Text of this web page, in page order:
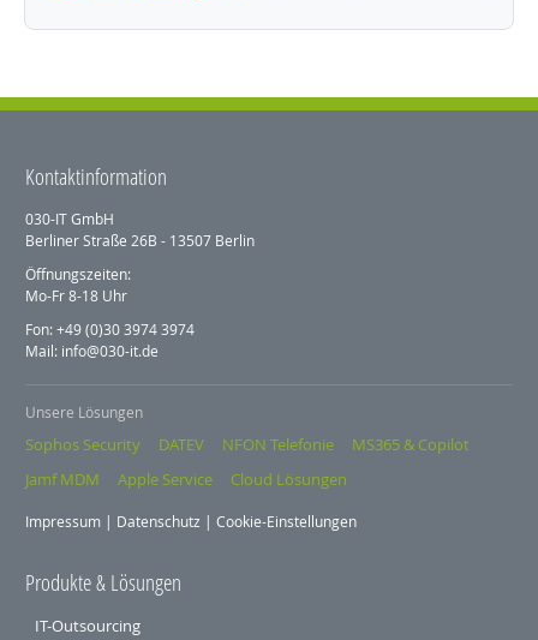
Kontaktinformation
030-IT GmbH
Berliner Straße 26B - 13507 Berlin
Öffnungszeiten:
Mo-Fr 8-18 Uhr
Fon: +49 (0)30 3974 3974
Mail: info@030-it.de
Unsere Lösungen
Sophos Security DATEV NFON Telefonie
MS365 & Copilot
Jamf MDM
Apple Service Cloud Lösungen
Impressum | Datenschutz |Cookie-Einstellungen
Produkte & Lösungen
IT-Outsourcing